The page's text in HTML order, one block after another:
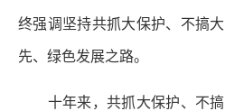
终强调坚持共抓大保护、不搞
先、绿色发展之路。
十年来，共抓大保护、不搞